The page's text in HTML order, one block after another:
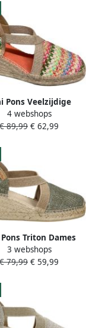
Pons Veelzijdige
Schoen Comfort
Trendy Design
4 webshops
€ 89,99 € 62,99
Triton Dames
Caqui Groen
TRITONcaqui
3 webshops
€ 79,99 € 59,99